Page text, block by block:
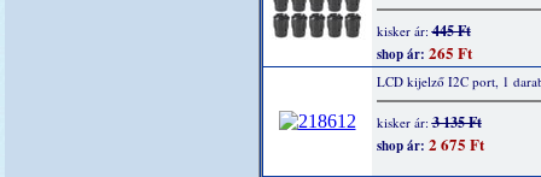
kisker ár:445 Ft
shop ár: 265 Ft
LCD kijelző I2C port, 1
kisker ár:3 135 Ft
shop ár: 2 675 Ft